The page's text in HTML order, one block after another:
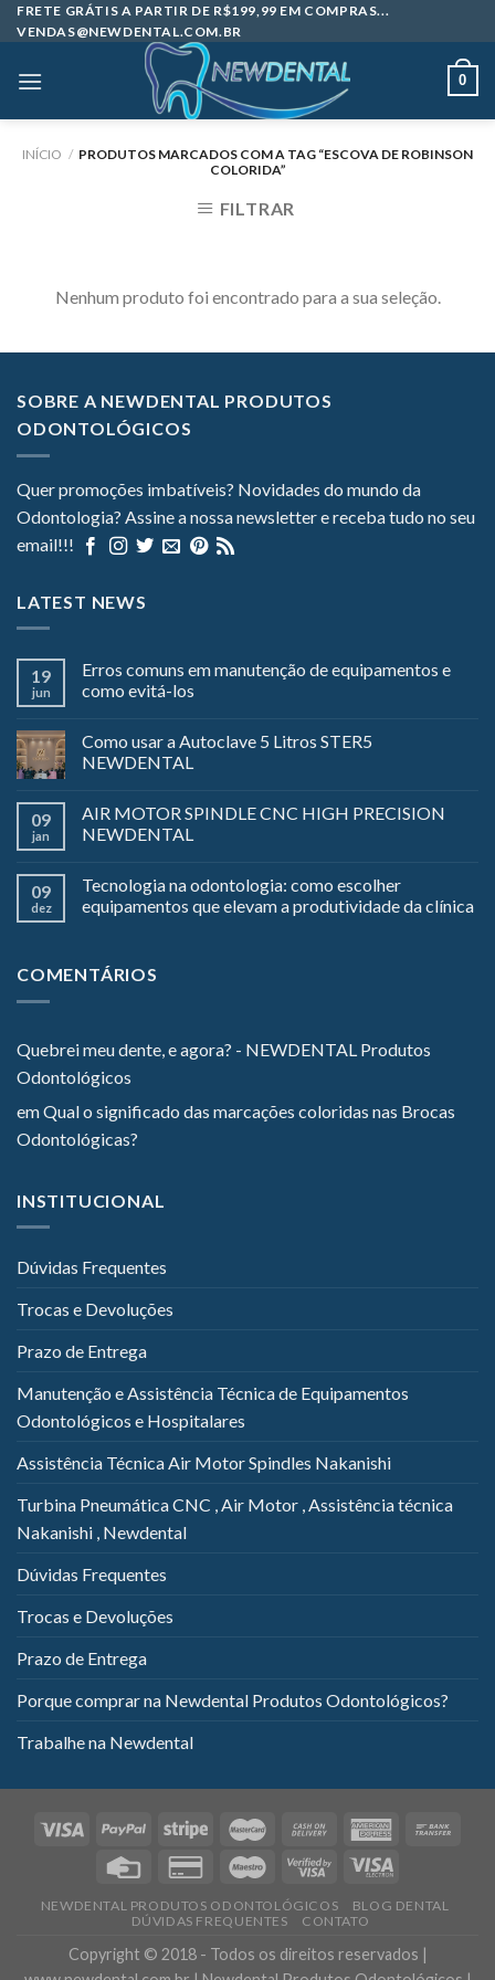
Skip
to
FRETE GRÁTIS A PARTIR DE R$199,99 EM COMPRAS...
VENDAS@NEWDENTAL.COM.BR
0
INÍCIO / PRODUTOS MARCADOS COM A TAG “ESCOVA DE ROBINSON
COLORIDA”
FILTRAR
Nenhum produto foi encontrado para a sua seleção.
SOBRE A NEWDENTAL PRODUTOS
ODONTOLÓGICOS
Quer promoções imbatíveis? Novidades do mundo da
Odontologia? Assine a nossa newsletter e receba tudo no seu
email!!!
LATEST NEWS
19
jun
Erros comuns em manutenção de equipamentos e
como evitá-los
Como usar a Autoclave 5 Litros STER5
NEWDENTAL
09
jan
AIR MOTOR SPINDLE CNC HIGH PRECISION
NEWDENTAL
09
dez
Tecnologia na odontologia: como escolher
equipamentos que elevam a produtividade da clínica
COMENTÁRIOS
Quebrei meu dente, e agora? - NEWDENTAL Produtos
Odontológicos
emQual o significado das marcações coloridas nas Brocas
Odontológicas?
INSTITUCIONAL
Dúvidas Frequentes
Trocas e Devoluções
Prazo de Entrega
Manutenção e Assistência Técnica de Equipamentos
Odontológicos e Hospitalares
Assistência Técnica Air Motor Spindles Nakanishi
Turbina Pneumática CNC , Air Motor , Assistência técnica
Nakanishi , Newdental
Dúvidas Frequentes
Trocas e Devoluções
Prazo de Entrega
Porque comprar na Newdental Produtos Odontológicos?
Trabalhe na Newdental
NEWDENTAL PRODUTOS ODONTOLÓGICOS
BLOG DENTAL
DÚVIDAS FREQUENTES
CONTATO
Copyright © 2018 - Todos os direitos reservados |